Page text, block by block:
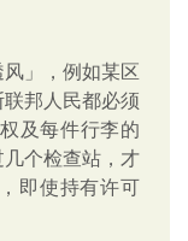
」，例如某区
邦人民都必须
及每件行李的
个检查站，才
即使持有许可